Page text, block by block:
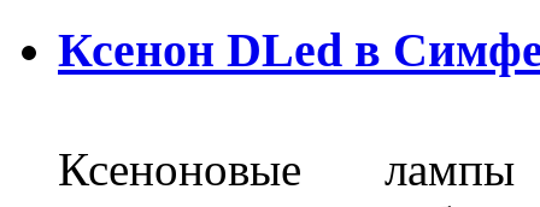
Ксенон DLed в
Ксеноновые